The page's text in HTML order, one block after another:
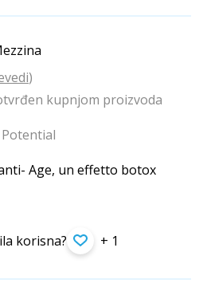
)
kupnjom proizvoda
Age, un effetto botox
korisna? + 1